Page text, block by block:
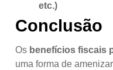
etc.)
Conclusão
Os benefícios fiscais
uma forma de